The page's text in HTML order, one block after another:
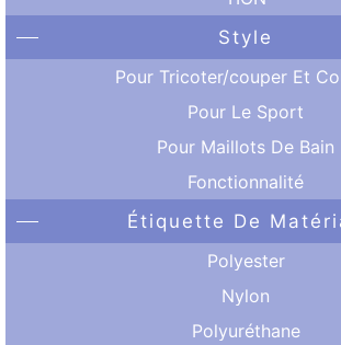
Style
Pour Tricoter/couper Et
Pour Le Sport
Pour Maillots De Bain
Fonctionnalité
Étiquette De
Polyester
Nylon
Polyuréthane